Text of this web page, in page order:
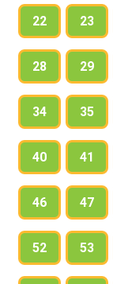
22 23
28 29
34 35
40 41
46 47
52 53